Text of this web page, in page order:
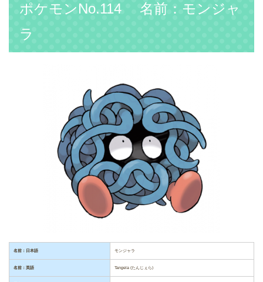
ポケモンNo.114 名前：モンジャ
ラ
名前：日本語 モンジャラ
名前：英語 Tangela (たんじぇら)